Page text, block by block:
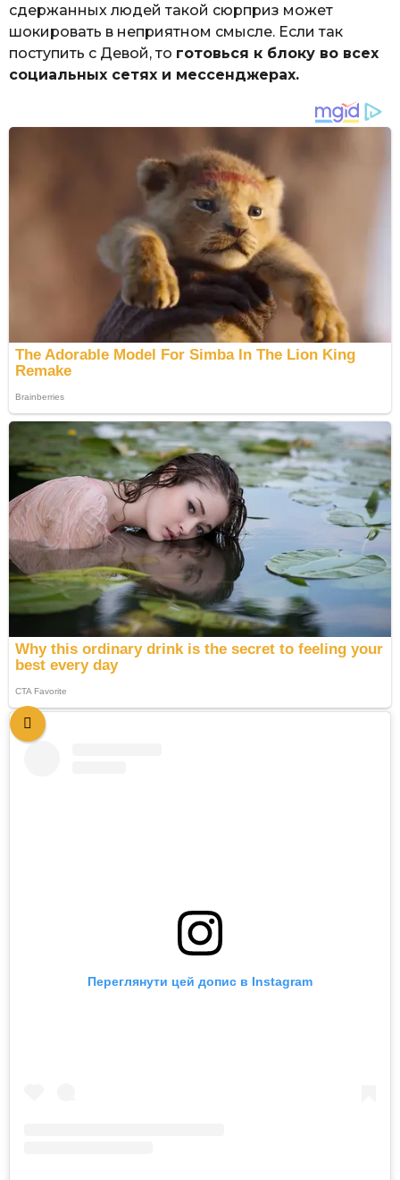
сдержанных людей такой сюрприз может
шокировать в неприятном смысле. Если так
поступить с Девой, то готовься к блоку во всех
социальных сетях и мессенджерах.
Переглянути цей допис в Instagram